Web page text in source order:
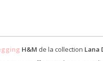
H&M de la collection Lana